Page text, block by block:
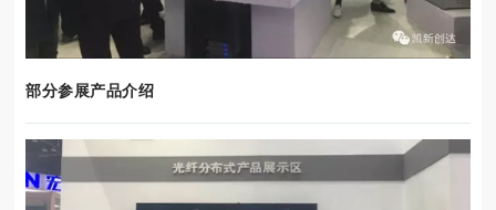
部分参展产品介绍